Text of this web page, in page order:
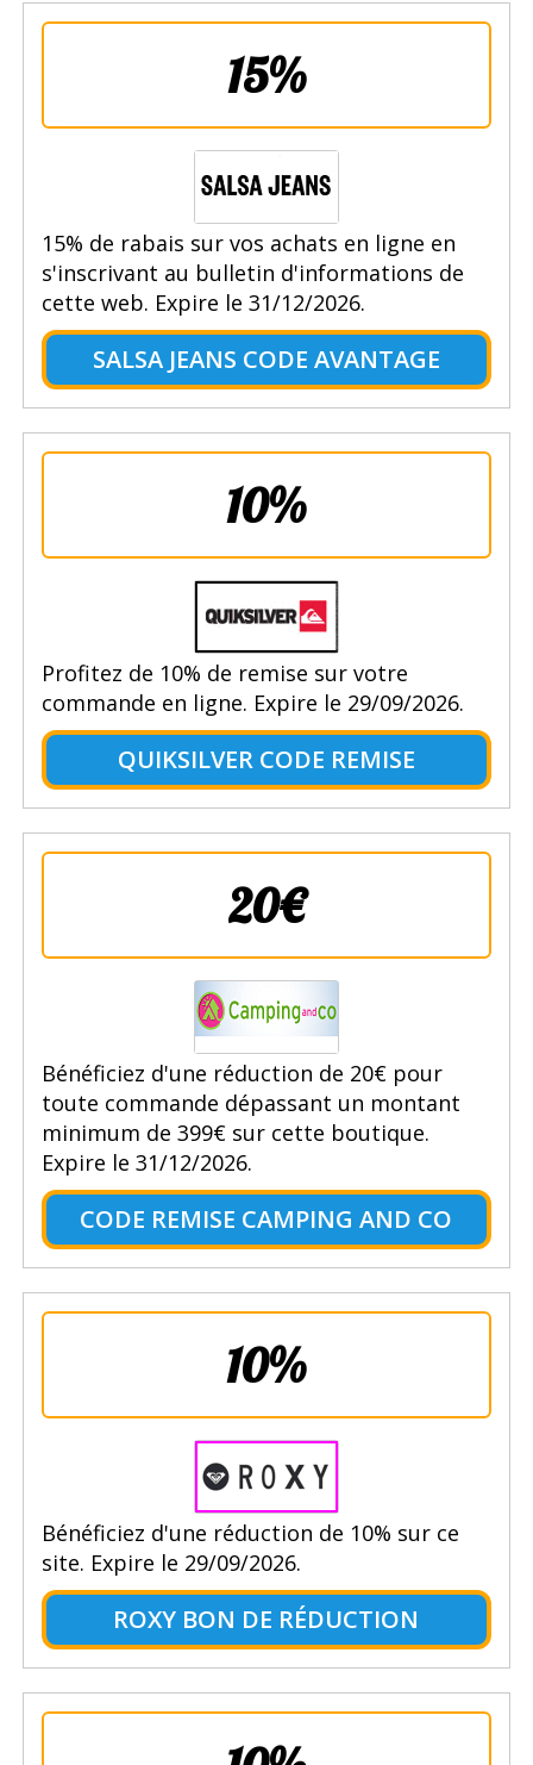
15%
15% de rabais sur vos achats en ligne en
s'inscrivant au bulletin d'informations de
cette web. Expire le 31/12/2026.
SALSA JEANS CODE AVANTAGE
10%
Profitez de 10% de remise sur votre
commande en ligne. Expire le 29/09/2026.
QUIKSILVER CODE REMISE
20€
Bénéficiez d'une réduction de 20€ pour
toute commande dépassant un montant
minimum de 399€ sur cette boutique.
Expire le 31/12/2026.
CODE REMISE CAMPING AND CO
10%
Bénéficiez d'une réduction de 10% sur ce
site. Expire le 29/09/2026.
ROXY BON DE RÉDUCTION